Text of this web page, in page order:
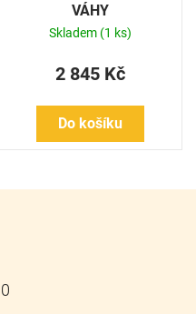
VÁHY
Skladem (1 ks)
2 845 Kč
Do košíku